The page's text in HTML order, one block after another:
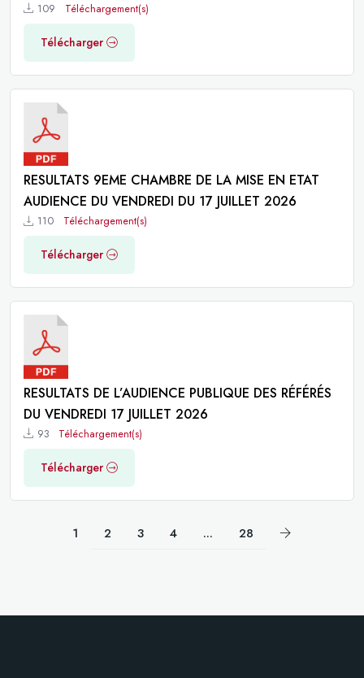
109 Téléchargement(s)
Télécharger
RESULTATS 9EME CHAMBRE DE LA MISE EN ETAT
AUDIENCE DU VENDREDI DU 17 JUILLET 2026
110 Téléchargement(s)
Télécharger
RESULTATS DE L’AUDIENCE PUBLIQUE DES RÉFÉRÉS
DU VENDREDI 17 JUILLET 2026
93 Téléchargement(s)
Télécharger
1 2 3 4 ... 28